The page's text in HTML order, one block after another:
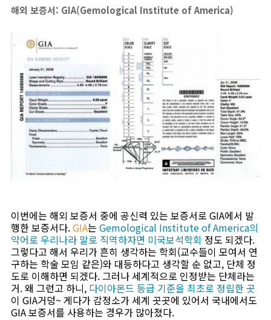
해외 보증서: GIA(Gemological Institute of America)
이번에는 해외 보증서 중에 공신력 있는 보증서로 GIA에서 발
행한 보증서다.GIA는 Gemological Institute of America의
약어로 우리나라 말로 직역하자면 미국보석학회 정도 되겠다.
그렇다고 해서 우리가 흔히 생각하는 학회(교수들이 모여서 연
구하는 학술 모임 같은)와 대등하다고 생각할 순 없고, 단체 정
도로 이해하면 되겠다. 그러나 세계적으로 인정받는 단체라는
거. 왜 그런고 하니, 다이아몬드 등급 기준을 최초로 정립한 곳
이 GIA거덩~ 게다가 감정소가 세계 곳곳에 있어서 국내에서도
GIA 보증서를 사용하는 경우가 많아졌다.